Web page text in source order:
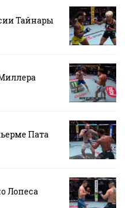
Тайнары
Пата
Лопеса